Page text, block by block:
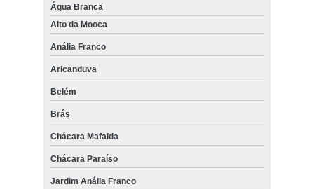
Água Branca
Alto da Mooca
Anália Franco
Aricanduva
Belém
Brás
Chácara Mafalda
Chácara Paraíso
Jardim Anália Franco